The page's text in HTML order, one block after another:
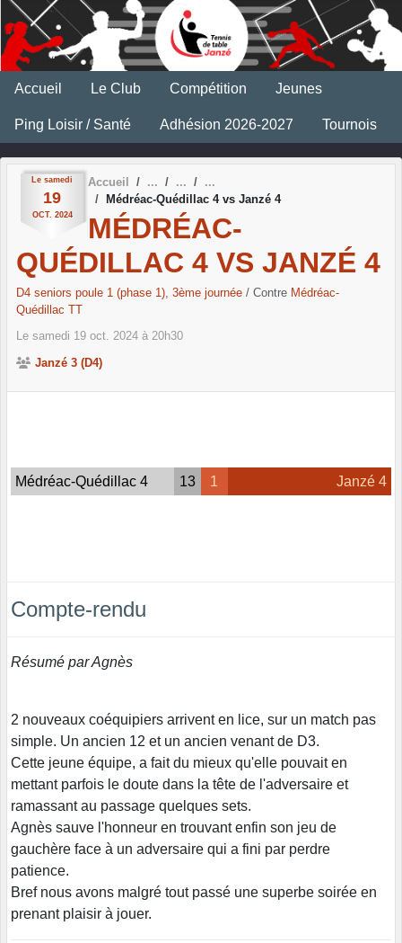
Accueil Le Club Compétition Jeunes
Ping Loisir / Santé Adhésion 2026-2027 Tournois
Le samedi
19
OCT. 2024
Accueil
Médréac-Quédillac 4 vs Janzé 4
MÉDRÉAC-
QUÉDILLAC 4 VS JANZÉ 4
D4 seniors poule 1 (phase 1), 3ème journée / Contre Médréac-
Quédillac TT
Le samedi 19 oct. 2024 à 20h30
Janzé 3 (D4)
Médréac-Quédillac 4 13 1 Janzé 4
Compte-rendu
Résumé par Agnès
2 nouveaux coéquipiers arrivent en lice, sur un match pas
simple. Un ancien 12 et un ancien venant de D3.
Cette jeune équipe, a fait du mieux qu'elle pouvait en
mettant parfois le doute dans la tête de l'adversaire et
ramassant au passage quelques sets.
Agnès sauve l'honneur en trouvant enfin son jeu de
gauchère face à un adversaire qui a fini par perdre
patience.
Bref nous avons malgré tout passé une superbe soirée en
prenant plaisir à jouer.
Panneau de gestion des cookies